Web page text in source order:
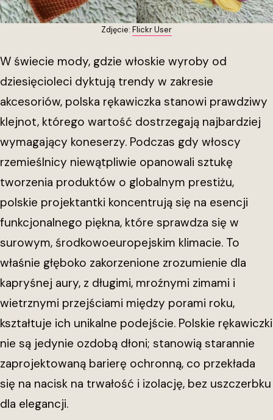
Zdjęcie: Flickr User
W świecie mody, gdzie włoskie wyroby od
dziesięcioleci dyktują trendy w zakresie
akcesoriów, polska rękawiczka stanowi prawdziwy
klejnot, którego wartość dostrzegają najbardziej
wymagający koneserzy. Podczas gdy włoscy
rzemieślnicy niewątpliwie opanowali sztukę
tworzenia produktów o globalnym prestiżu,
polskie projektantki koncentrują się na esencji
funkcjonalnego piękna, które sprawdza się w
surowym, środkowoeuropejskim klimacie. To
właśnie głęboko zakorzenione zrozumienie dla
kapryśnej aury, z długimi, mroźnymi zimami i
wietrznymi przejściami między porami roku,
kształtuje ich unikalne podejście. Polskie rękawiczki
nie są jedynie ozdobą dłoni; stanowią starannie
zaprojektowaną barierę ochronną, co przekłada
się na nacisk na trwałość i izolację, bez uszczerbku
dla elegancji.